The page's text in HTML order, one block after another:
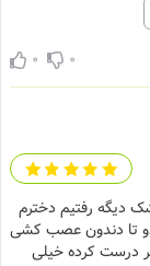
0
0
دیگه رفتیم دخترم
دو تا دندون عصب کشی
درست کرده خیلی